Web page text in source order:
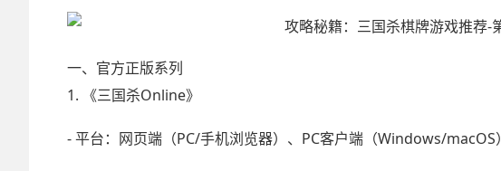
一、官方正版系列
1. 《三国杀Online》
- 平台：网页端（PC/手机浏览器）、PC客户端（Windows/macOS）